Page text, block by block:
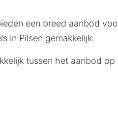
een breed aanbod
in Pilsen gemakkelijk.
tussen het aanbod op